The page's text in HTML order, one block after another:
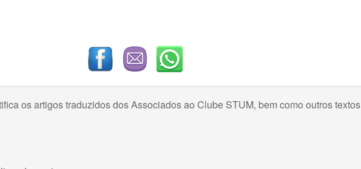
os artigos traduzidos dos Associados ao Clube STUM, bem como outros textos